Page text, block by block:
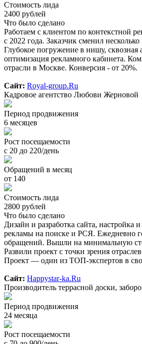
Стоимость лида
2400 рублей
Что было сделано
Работаем с клиентом по контекстной
с 2022 года. Заказчик сменил
Глубокое погружение в нишу, сквозная
оптимизация рекламного кабинета.
отрасли в Москве. Конверсия - от 20%.
Сайт: Royal-group.Ru
Кадровое агентство Любови Жерновой
Период продвижения
6 месяцев
Рост посещаемости
с 20 до 220/день
Обращений в месяц
от 140
Стоимость лида
2800 рублей
Что было сделано
Дизайн и разработка сайта, настройка
рекламы на поиске и РСЯ. Ежедневно
обращений. Вышли на минимальную
Развили проект с точки зрения
Проект — один из ТОП-экспертов в
Сайт: Happystar-ka.Ru
Производитель террасной доски,
Период продвижения
24 месяца
Рост посещаемости